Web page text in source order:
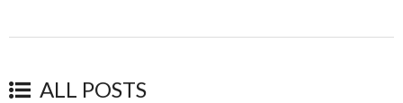
ALL POSTS